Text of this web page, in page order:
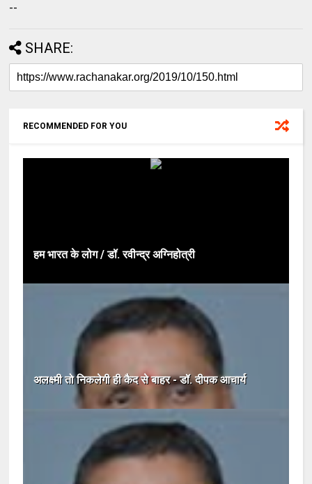
--
SHARE:
RECOMMENDED FOR YOU
हम भारत के लोग / डॉ. रवीन्द्र अग्निहोत्री
अलक्ष्मी तो निकलेगी ही कैद से बाहर - डॉ. दीपक आचार्य